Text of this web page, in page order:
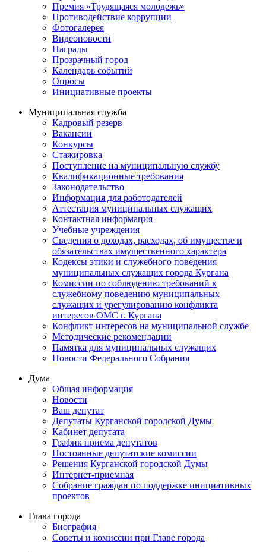
Премия «Трудящаяся молодежь»
Противодействие коррупции
Фотогалерея
Видеоновости
Награды
Прозрачный город
Календарь событий
Опросы
Инициативные проекты
Муниципальная служба
Кадровый резерв
Вакансии
Конкурсы
Стажировка
Поступление на муниципальную службу
Квалификационные требования
Законодательство
Информация для работодателей
Аттестация муниципальных служащих
Контактная информация
Учебные учреждения
Сведения о доходах, расходах, об имуществе и
обязательствах имущественного характера
Кодексы этики и служебного поведения
муниципальных служащих города Кургана
Комиссии по соблюдению требований к
служебному поведению муниципальных
служащих и урегулированию конфликта
интересов ОМС г. Кургана
Конфликт интересов на муниципальной службе
Методические рекомендации
Памятка для муниципальных служащих
Новости Федерального Cобрания
Дума
Общая информация
Новости
Ваш депутат
Депутаты Курганской городской Думы
Кабинет депутата
График приема депутатов
Постоянные депутатские комиссии
Решения Курганской городской Думы
Интернет-приемная
Собрание граждан по поддержке инициативных
проектов
Глава города
Биография
Советы и комиссии при Главе города